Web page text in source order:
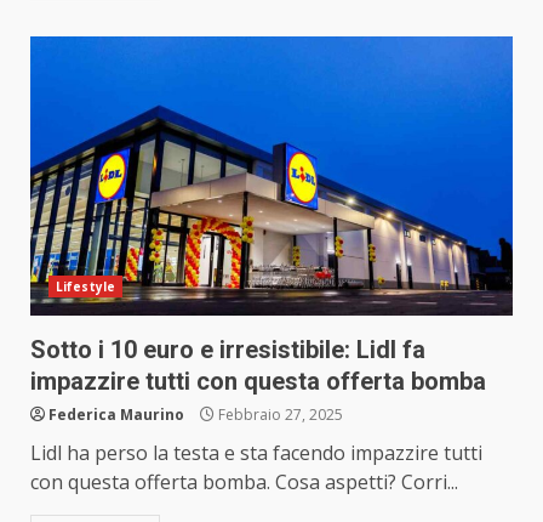
Lifestyle
Sotto i 10 euro e irresistibile: Lidl fa
impazzire tutti con questa offerta bomba
Federica Maurino Febbraio 27, 2025
Lidl ha perso la testa e sta facendo impazzire tutti
con questa offerta bomba. Cosa aspetti? Corri...